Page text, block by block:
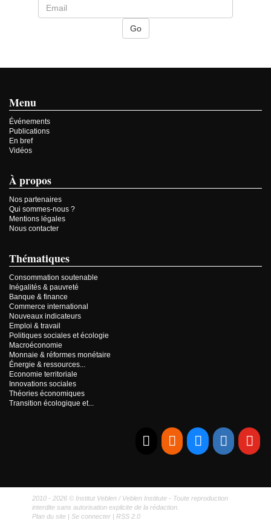
Menu
Événements
Publications
En bref
Vidéos
À propos
Nos partenaires
Qui sommes-nous ?
Mentions légales
Nous contacter
Thématiques
Consommation soutenable
Inégalités & pauvreté
Banque & finance
Commerce international
Nouveaux indicateurs
Emploi & travail
Politiques sociales et écologie
Macroéconomie
Monnaie & réformes monétaire
Énergie & ressources...
Economie territoriale
Innovations sociales
Théories économiques
Transition écologique et...
2010 - 2026 © Institut Veblen / Veblen Institute - Toute reproduction
interdite sans autorisation explicite de la rédaction.
Plan du site |Se connecter | RSS 2.0